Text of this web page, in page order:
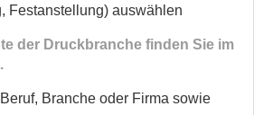
Festanstellung) auswählen
der Druckbranche finden Sie im
Branche oder Firma sowie